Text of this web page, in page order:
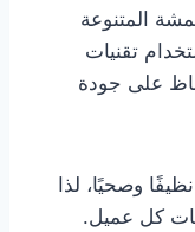
المتنوعة
تقنيات
على جودة
وصحيًا، لذا
كل عميل.